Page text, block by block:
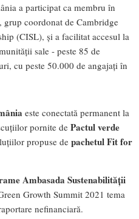
a participat ca membru în
grup coordonat de Cambridge
(CISL), și a facilitat accesul la
sale - peste 85 de
cu peste 50.000 de angajați în
este conectată permanent la
pornite de Pactul verde
propuse de pachetul Fit for
Ambasada Sustenabilității
Growth Summit 2021 tema
nefinanciară.